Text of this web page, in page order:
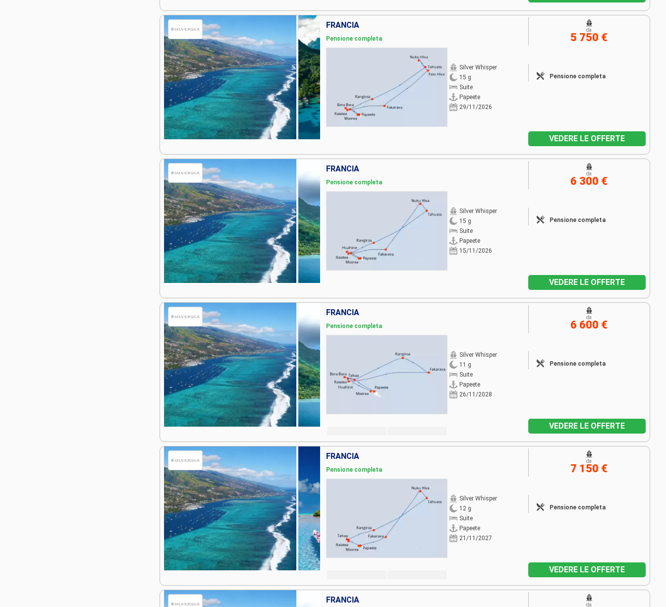
FRANCIA
Pensione completa
Silver Whisper
15 g
Suite
Papeete
29/11/2026
Pensione completa
da
5 750 €
VEDERE LE OFFERTE
FRANCIA
Pensione completa
Silver Whisper
15 g
Suite
Papeete
15/11/2026
Pensione completa
da
6 300 €
VEDERE LE OFFERTE
FRANCIA
Pensione completa
Silver Whisper
11 g
Suite
Papeete
26/11/2028
Pensione completa
da
6 600 €
VEDERE LE OFFERTE
FRANCIA
Pensione completa
Silver Whisper
12 g
Suite
Papeete
21/11/2027
Pensione completa
da
7 150 €
VEDERE LE OFFERTE
FRANCIA
da